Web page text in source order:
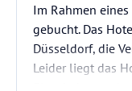
Im Rahmen
gebucht. Das
Düsseldorf, die
Leider liegt das